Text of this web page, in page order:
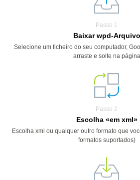
Passo 1
Baixar wpd-Arquivo
Selecione um ficheiro do seu computador,
arraste e solte na página
Passo 2
Escolha «em xml»
Escolha xml ou qualquer outro formato que
formatos suportados)